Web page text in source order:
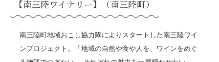
【南三陸ワイナリー】（南三陸町）
南三陸町地域おこし協力隊によりスタートした南三陸ワイ
ンプロジェクト。「地域の自然や食や人を、ワインをめぐ